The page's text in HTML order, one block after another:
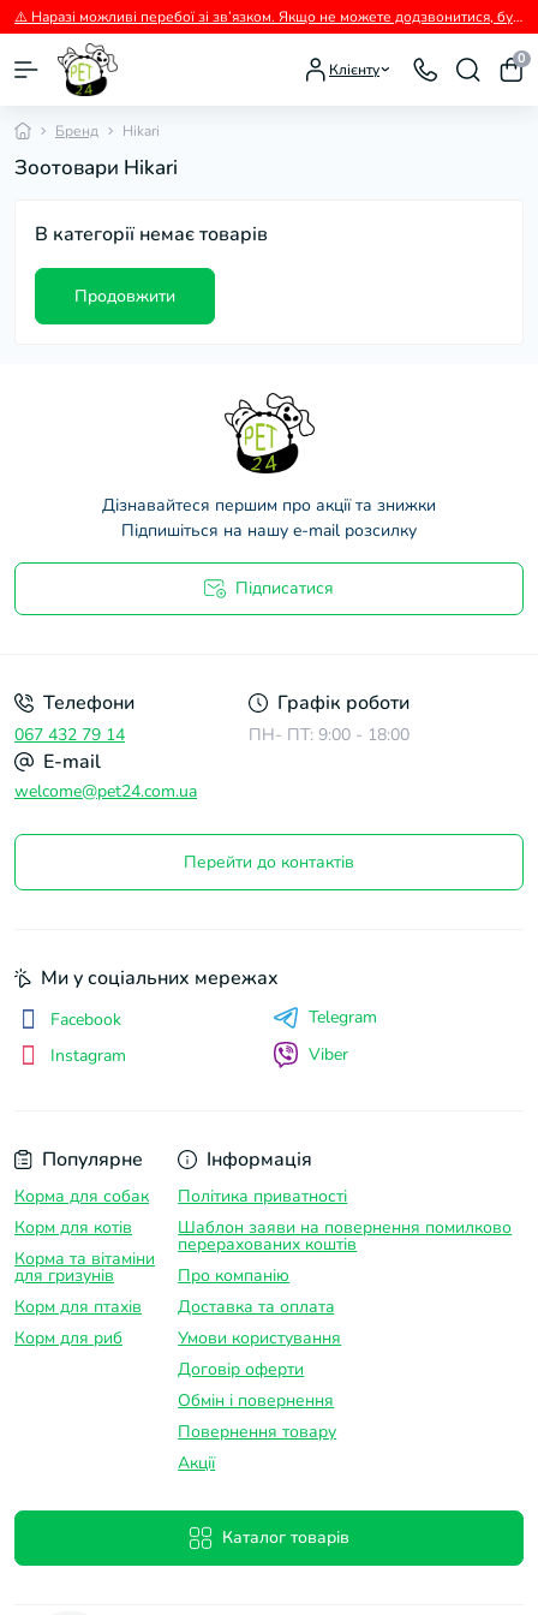
⚠️ Наразі можливі перебої зі зв’язком. Якщо не можете додзвонитися, будь ласка, пишіть нам у Viber.
Клієнту
0
Бренд Hikari
Зоотовари Hikari
В категорії немає товарів
Продовжити
Дізнавайтеся першим про акції та знижки
Підпишіться на нашу e-mail розсилку
Підписатися
Телефони
067 432 79 14
Графік роботи
ПН- ПТ: 9:00 - 18:00
E-mail
welcome@pet24.com.ua
Перейти до контактів
Популярне
Корма для собак
Корм для котів
Корма та вітаміни
для гризунів
Корм для птахів
Корм для риб
Інформація
Політика приватності
Шаблон заяви на повернення помилково
перерахованих коштів
Про компанію
Доставка та оплатa
Умови користування
Договір оферти
Обмін і повернення
Повернення товару
Акції
Каталог товарів
Ми у соціальних мережах
Facebook
Instagram
Telegram
Viber